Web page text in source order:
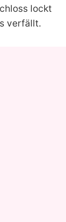
lockt
verfällt.